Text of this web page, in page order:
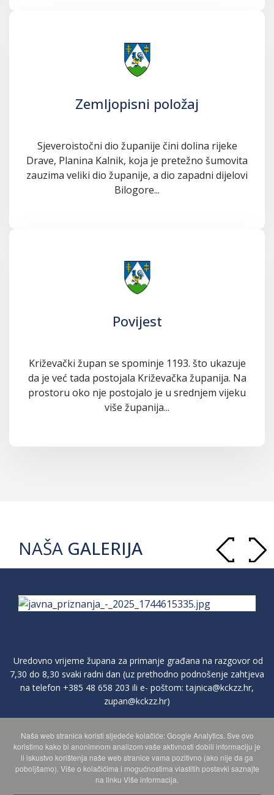
Zemljopisni položaj
Sjeveroistočni dio županije čini dolina rijeke
Drave, Planina Kalnik, koja je pretežno šumovita
zauzima veliki dio županije, a dio zapadni dijelovi
Bilogore...
Povijest
Križevački župan se spominje 1193. što ukazuje
da je već tada postojala Križevačka županija. Na
prostoru oko nje postojalo je u srednjem vijeku
više županija...
NAŠA GALERIJA
Uredovno vrijeme župana za primanje građana na razgovor od
7,30 do 8,30 svaki radni dan (uz prethodno podnošenje zahtjeva
na telefon +385 48 658 203 ili e- poštom:tajnica@kckzz.hr,
zupan@kckzz.hr)
POLITIKA ZAŠTITE PRIVATNOSTI OSOBNIH PODATAKA
MAPA WEBA
Naša web stranica koristi sljedeće kolačiće: Google Analytics. Sve ovo
koristimo kako bi anonimnom analizom vaše aktivnosti dobili informaciju je
li iskustvo korištenja naše web stranice vama pozitivno (ako nije da ga
poboljšamo). Više o kolačićima i mogućnostima vlastitih postavki saznajte
na linku Više informacija.